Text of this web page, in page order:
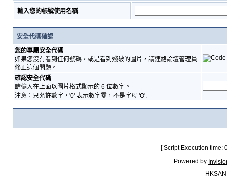
輸入您的帳號使用名稱
安全代碼確認
您的專屬安全代碼
如果您沒有看到任何號碼，或是看到殘破的圖片，請連絡論壇管理員
修正這個問題。
確認安全代碼
請輸入在上面以圖片格式顯示的 6 位數字。
注意：只允許數字，'0' 表示數字零，不是字母 'O'.
[ Script Execution
Powered by